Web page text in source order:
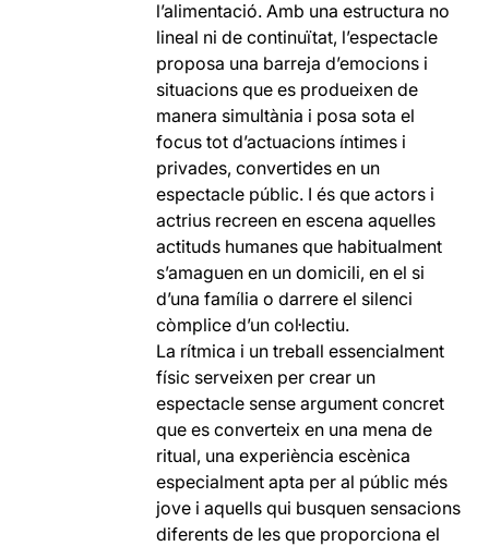
l’alimentació. Amb una estructura no
lineal ni de continuïtat, l’espectacle
proposa una barreja d’emocions i
situacions que es produeixen de
manera simultània i posa sota el
focus tot d’actuacions íntimes i
privades, convertides en un
espectacle públic. I és que actors i
actrius recreen en escena aquelles
actituds humanes que habitualment
s’amaguen en un domicili, en el si
d’una família o darrere el silenci
còmplice d’un col·lectiu.
La rítmica i un treball essencialment
físic serveixen per crear un
espectacle sense argument concret
que es converteix en una mena de
ritual, una experiència escènica
especialment apta per al públic més
jove i aquells qui busquen sensacions
diferents de les que proporciona el